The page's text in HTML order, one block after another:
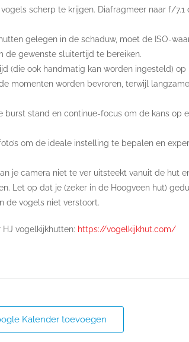
scherp te krijgen. Diafragmeer naar f/
gelegen in de schaduw, moet de ISO-
de gewenste sluitertijd te bereiken.
(die ook handmatig kan worden ingesteld)
momenten worden bevroren, terwijl
burst stand en continue-focus om de kans op
om de ideale instelling te bepalen en
je camera niet te ver uitsteekt vanuit de hut
Let op dat je (zeker in de Hoogveen hut)
de vogels niet verstoort.
vogelkijkhutten: https://vogelkijkhut.com/
Kalender toevoegen